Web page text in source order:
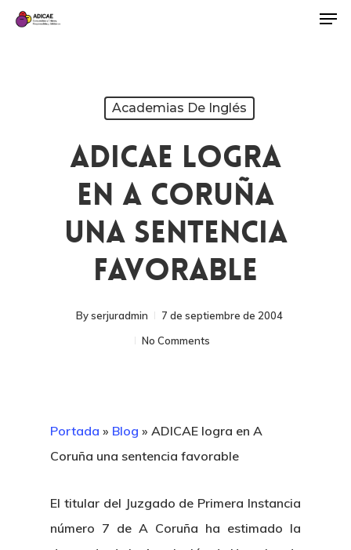
Academias De Inglés
ADICAE Logra
En A Coruña
Una Sentencia
Favorable
Byserjuradmin
7 de septiembre de 2004
No Comments
Portada » Blog » ADICAE logra en A
Coruña una sentencia favorable
El titular del Juzgado de Primera Instancia
número 7 de A Coruña ha estimado la